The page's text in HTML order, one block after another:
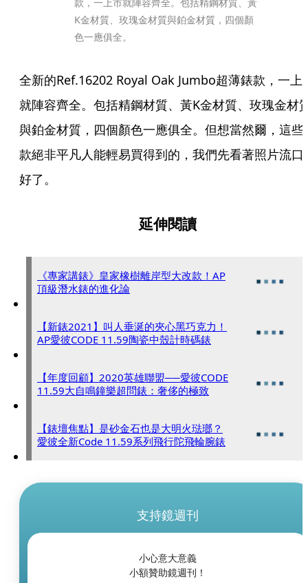
K金材質、玫瑰金材質與鉑金材質，四個顏
色一應俱全。
全新的Ref.16202 Royal Oak Jumbo超薄錶款，一上
就陣容齊全。包括精鋼材質、黃K金材質、玫瑰金材
與鉑金材質，四個顏色一應俱全。但想當然爾，這些
款絕非平凡人能輕易買得到的，我們先看著照片流口
好了。
延伸閱讀
《專家講錶》皇家橡樹離岸型大改款！AP
頂級潛水錶的進化論
【新錶2021】叫人垂涎的夾心黑巧克力！
AP愛彼CODE 11.59陶瓷中殼計時碼錶
【年度回顧】2020英雄聯盟──愛彼CODE
11.59大自鳴鐘樂超問錶：奢侈的極致
【錶壇焦點】是砂金石也是大明火琺瑯？
愛彼全新Code 11.59系列飛行陀飛輪腕錶
支持鏡週刊
小心意大意義
小額贊助鏡週刊！